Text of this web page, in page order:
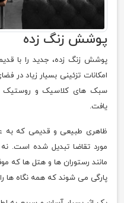
پوشش زنگ زده
پوشش زنگ زده، جدید را با
امکانات تزئینی بسیار زیاد
سبک های کلاسیک و روستیک
یافت.
ظاهری طبیعی و قدیمی که به
مورد تقاضا تبدیل شده است. نه
مانند رستوران ها و هتل ها که
پارگی می شوند که همه نگاه ها